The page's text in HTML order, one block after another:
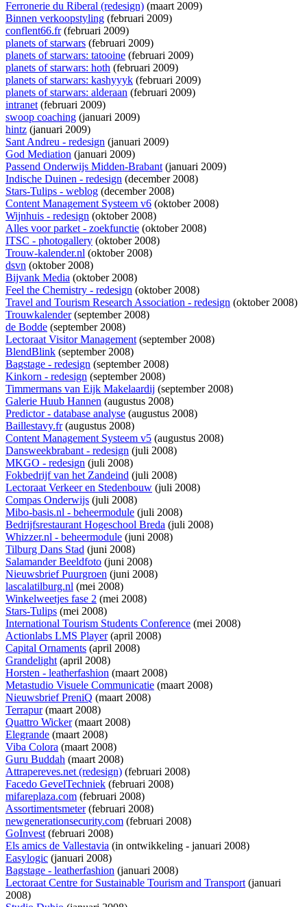
Ferronerie du Riberal (redesign) (maart 2009)
Binnen verkoopstyling (februari 2009)
conflent66.fr(februari 2009)
planets of starwars (februari 2009)
planets of starwars: tatooine (februari 2009)
planets of starwars: hoth (februari 2009)
planets of starwars: kashyyyk (februari 2009)
planets of starwars: alderaan (februari 2009)
intranet(februari 2009)
swoop coaching (januari 2009)
hintz (januari 2009)
Sant Andreu - redesign (januari 2009)
God Mediation (januari 2009)
Passend Onderwijs Midden-Brabant(januari 2009)
Indische Duinen - redesign (december 2008)
Stars-Tulips - weblog (december 2008)
Content Management Systeem v6 (oktober 2008)
Wijnhuis - redesign (oktober 2008)
Alles voor parket - zoekfunctie (oktober 2008)
ITSC - photogallery (oktober 2008)
Trouw-kalender.nl (oktober 2008)
dsvn (oktober 2008)
Bijvank Media (oktober 2008)
Feel the Chemistry - redesign (oktober 2008)
Travel and Tourism Research Association - redesign (oktober 2008)
Trouwkalender(september 2008)
de Bodde (september 2008)
Lectoraat Visitor Management(september 2008)
BlendBlink (september 2008)
Bagstage - redesign (september 2008)
Kinkorn - redesign (september 2008)
Timmermans van Eijk Makelaardij (september 2008)
Galerie Huub Hannen (augustus 2008)
Predictor - database analyse (augustus 2008)
Baillestavy.fr(augustus 2008)
Content Management Systeem v5 (augustus 2008)
Dansweekbrabant - redesign (juli 2008)
MKGO - redesign (juli 2008)
Fokbedrijf van het Zandeind (juli 2008)
Lectoraat Verkeer en Stedenbouw (juli 2008)
Compas Onderwijs (juli 2008)
Mibo-basis.nl - beheermodule (juli 2008)
Bedrijfsrestaurant Hogeschool Breda (juli 2008)
Whizzer.nl - beheermodule (juni 2008)
Tilburg Dans Stad (juni 2008)
Salamander Beeldfoto (juni 2008)
Nieuwsbrief Puurgroen (juni 2008)
lascalatilburg.nl (mei 2008)
Winkelweetjes fase 2 (mei 2008)
Stars-Tulips (mei 2008)
International Tourism Students Conference (mei 2008)
Actionlabs LMS Player(april 2008)
Capital Ornaments (april 2008)
Grandelight(april 2008)
Horsten - leatherfashion (maart 2008)
Metastudio Visuele Communicatie (maart 2008)
Nieuwsbrief PreniQ (maart 2008)
Terrapur(maart 2008)
Quattro Wicker(maart 2008)
Elegrande (maart 2008)
Viba Colora (maart 2008)
Guru Buddah (maart 2008)
Attrapereves.net (redesign) (februari 2008)
Facedo GevelTechniek (februari 2008)
mifareplaza.com (februari 2008)
Assortimentsmeter(februari 2008)
newgenerationsecurity.com (februari 2008)
GoInvest(februari 2008)
Els amics de Vallestavia (in ontwikkeling - januari 2008)
Easylogic (januari 2008)
Bagstage - leatherfashion (januari 2008)
Lectoraat Centre for Sustainable Tourism and Transport(januari
2008)